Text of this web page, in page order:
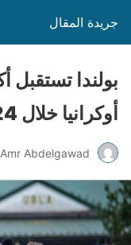
جريدة المقال
أوكرانيا خلال 24 ساعة
Amr Abdelgawad